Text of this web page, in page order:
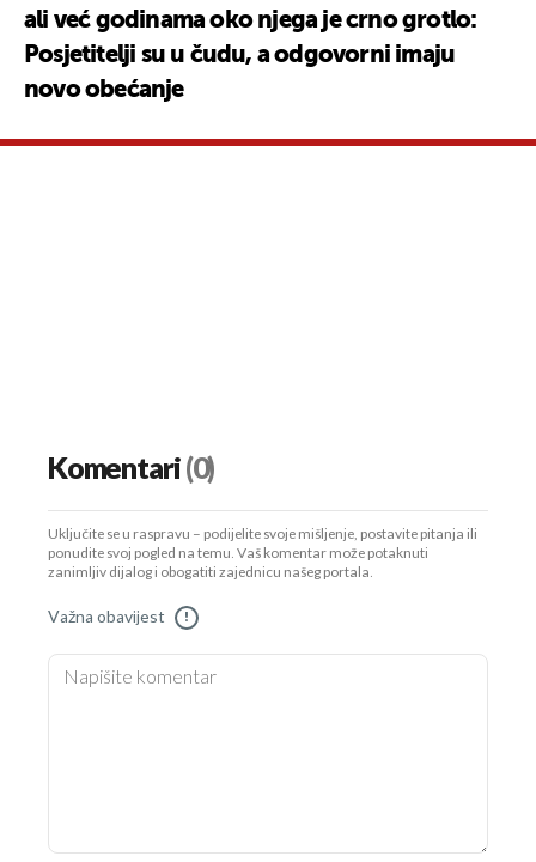
ali već godinama oko njega je crno grotlo:
Posjetitelji su u čudu, a odgovorni imaju
novo obećanje
Komentari(0)
Uključite se u raspravu – podijelite svoje mišljenje, postavite pitanja ili
ponudite svoj pogled na temu. Vaš komentar može potaknuti
zanimljiv dijalog i obogatiti zajednicu našeg portala.
Važna obavijest !